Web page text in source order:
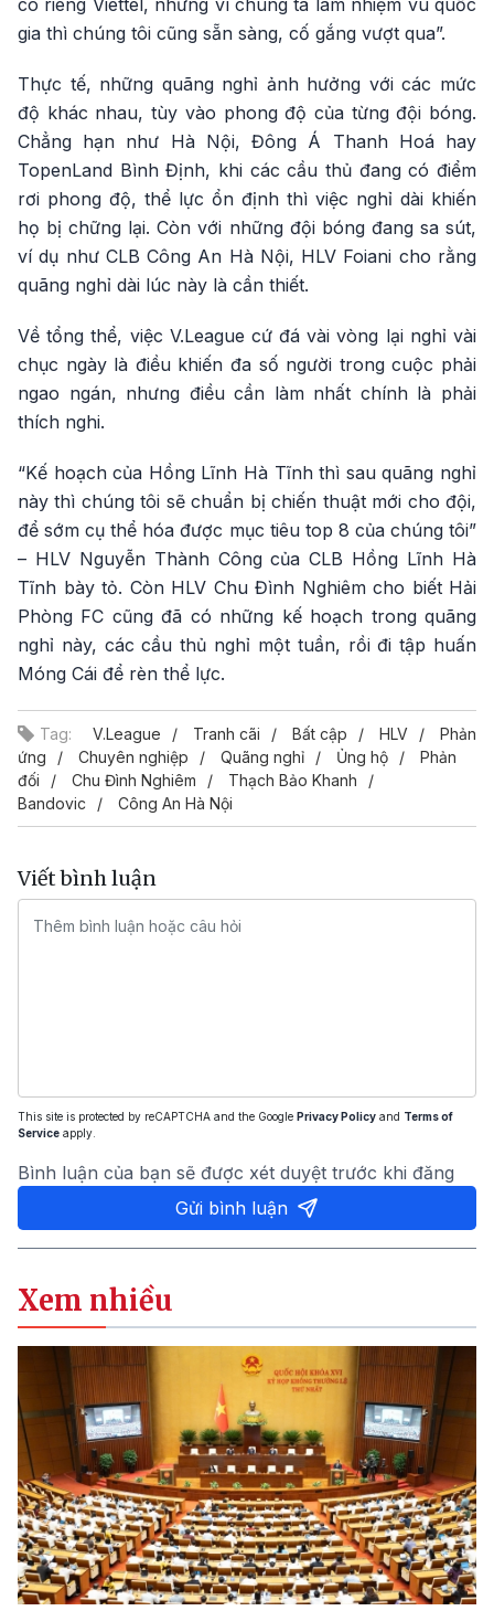
gia thì chúng tôi cũng sẵn sàng, cố gắng vượt qua”.
Thực tế, những quãng nghỉ ảnh hưởng với các mức
độ khác nhau, tùy vào phong độ của từng đội bóng.
Chẳng hạn như Hà Nội, Đông Á Thanh Hoá hay
TopenLand Bình Định, khi các cầu thủ đang có điểm
rơi phong độ, thể lực ổn định thì việc nghỉ dài khiến
họ bị chững lại. Còn với những đội bóng đang sa sút,
ví dụ như CLB Công An Hà Nội, HLV Foiani cho rằng
quãng nghỉ dài lúc này là cần thiết.
Về tổng thể, việc V.League cứ đá vài vòng lại nghỉ vài
chục ngày là điều khiến đa số người trong cuộc phải
ngao ngán, nhưng điều cần làm nhất chính là phải
thích nghi.
“Kế hoạch của Hồng Lĩnh Hà Tĩnh thì sau quãng nghỉ
này thì chúng tôi sẽ chuẩn bị chiến thuật mới cho đội,
để sớm cụ thể hóa được mục tiêu top 8 của chúng tôi”
– HLV Nguyễn Thành Công của CLB Hồng Lĩnh Hà
Tĩnh bày tỏ. Còn HLV Chu Đình Nghiêm cho biết Hải
Phòng FC cũng đã có những kế hoạch trong quãng
nghỉ này, các cầu thủ nghỉ một tuần, rồi đi tập huấn
Móng Cái để rèn thể lực.
Tag: V.League Tranh cãi Bất cập HLV
Phản
ứng
Chuyên nghiệp Quãng nghỉ Ủng hộ
Phản
đối
Chu Đình Nghiêm
Thạch Bảo Khanh
Bandovic
Công An Hà Nội
Viết bình luận
This site is protected by reCAPTCHA and the Google Privacy Policy and Terms of
Service apply.
Bình luận của bạn sẽ được xét duyệt trước khi đăng
Gửi bình luận
Xem nhiều